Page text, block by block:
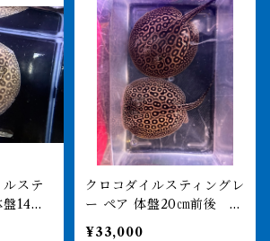
クロコダイルスティングレ
ー ペア 体盤20㎝前後 買
取入荷
¥33,000